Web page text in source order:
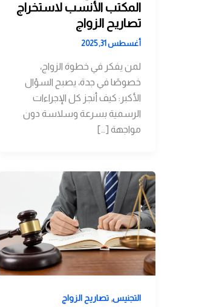
المكتب الأنسب لاستخراج
تصاريح الزواج
أغسطس 31, 2025
لمن يفكر في خطوة الزواج،
خصوصًا في جدة، يصبح السؤال
الأكبر: كيف أنجز كل الإجراءات
الرسمية بسرعة وسلاسة دون
مواجهة […]
التجنيس, تصاريح الزواج